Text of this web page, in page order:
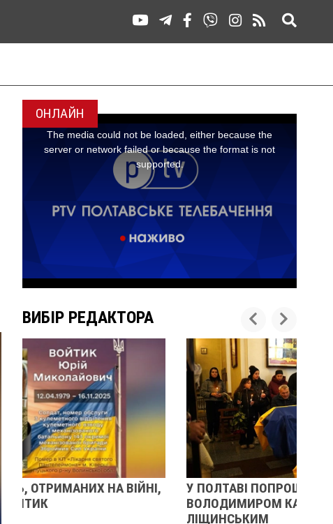
ОНЛАЙН
ВИБІР РЕДАКТОРА
У ПОЛТАВІ ПОПРОЩАЛИСЯ ІЗ ВІЙСЬКОВИМИ
ВОЛОДИМИРОМ КАРЕНГІНИМ ТА ОЛЕГОМ